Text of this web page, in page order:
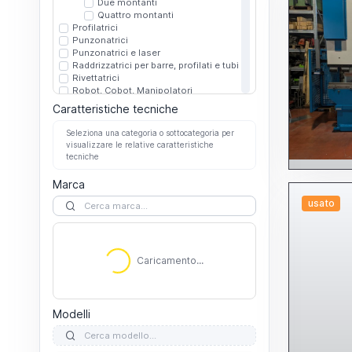
Due montanti
Quattro montanti
Profilatrici
Punzonatrici
Punzonatrici e laser
Raddrizzatrici per barre, profilati e tubi
Rivettatrici
Robot, Cobot, Manipolatori
Altri robot cobot manipolatori
Per saldatura
Rullatrici
Sbarbatrici sbavatrici
Scantonatrici
Taglio laser
3D
Altri
Altro
Laser tubo
Taglio plasma
Caratteristiche tecniche
Seleziona una categoria o sottocategoria per
visualizzare le relative caratteristiche
tecniche
Marca
Caricamento... Caricamento...
Modelli
usato